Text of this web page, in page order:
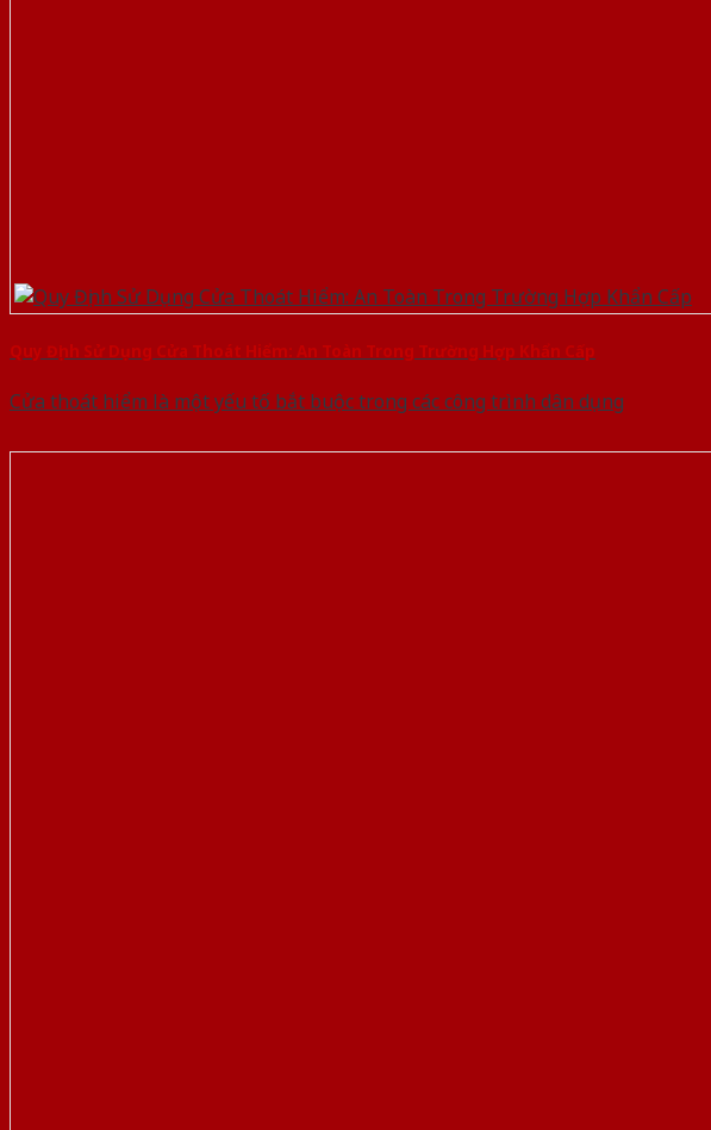
Quy Định Sử Dụng Cửa Thoát Hiểm: An Toàn Trong Trường Hợp Khẩn Cấp
Cửa thoát hiểm là một yếu tố bắt buộc trong các công trình dân dụng